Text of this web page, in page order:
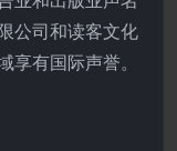
公司和读客文化
有国际声誉。